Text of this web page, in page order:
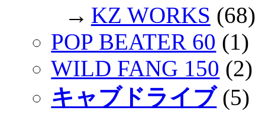
→ KZ WORKS (68)
POP BEATER 60 (1)
WILD FANG 150 (2)
キャブドライブ(5)